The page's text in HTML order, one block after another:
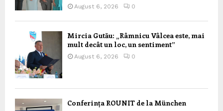
August 6, 2026 0
Mircia Gutău: „Râmnicu Vâlcea este, mai
mult decât un loc, un sentiment”
August 6, 2026 0
Conferința ROUNIT de la München